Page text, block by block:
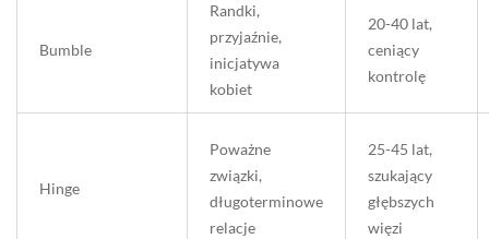
Bumble
Randki,
przyjaźnie,
inicjatywa
kobiet
20-40 lat,
ceniący
kontrolę
Hinge
Poważne
związki,
długoterminowe
relacje
25-45 lat,
szukający
głębszych
więzi